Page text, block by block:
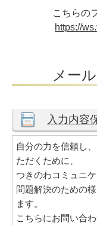
こちらの
https://
メー